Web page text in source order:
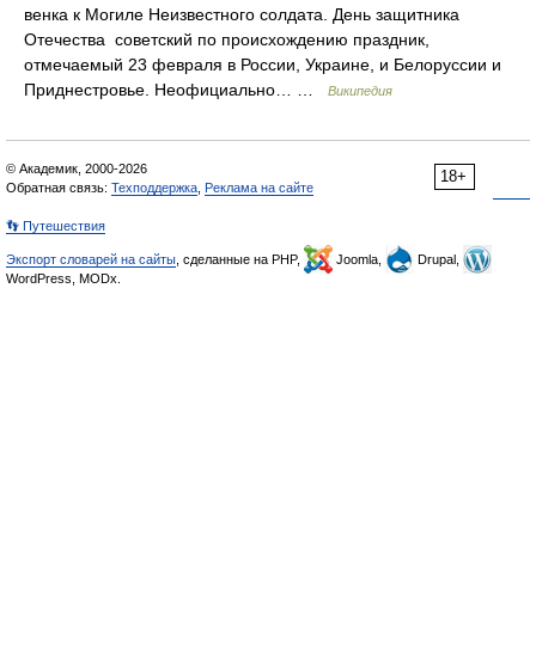
венка к Могиле Неизвестного солдата. День защитника
Отечества советский по происхождению праздник,
отмечаемый 23 февраля в России, Украине, и Белоруссии и
Приднестровье. Неофициально… …
Википедия
18+
© Академик, 2000-2026
Обратная связь: Техподдержка Реклама на сайте
👣 Путешествия
Экспорт словарей на сайты , сделанные на PHP, Joomla,
Drupal,
WordPress, MODx.